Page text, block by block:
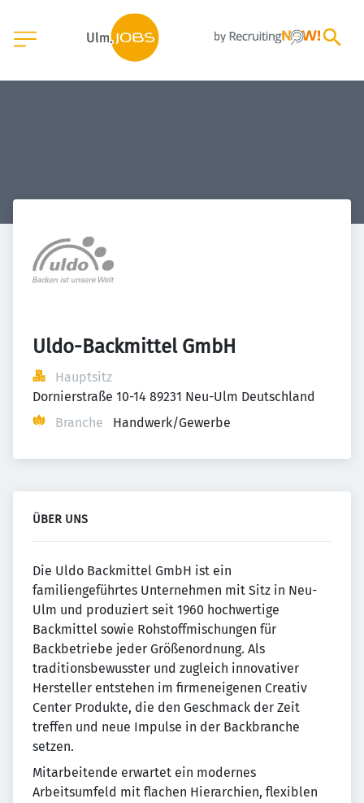
Uldo-Backmittel GmbH
Hauptsitz
Dornierstraße 10-14 89231 Neu-Ulm Deutschland
Branche
Handwerk/Gewerbe
ÜBER UNS
Die Uldo Backmittel GmbH ist ein
familiengeführtes Unternehmen mit Sitz in Neu-
Ulm und produziert seit 1960 hochwertige
Backmittel sowie Rohstoffmischungen für
Backbetriebe jeder Größenordnung. Als
traditionsbewusster und zugleich innovativer
Hersteller entstehen im firmeneigenen Creativ
Center Produkte, die den Geschmack der Zeit
treffen und neue Impulse in der Backbranche
setzen.
Mitarbeitende erwartet ein modernes
Arbeitsumfeld mit flachen Hierarchien, flexiblen